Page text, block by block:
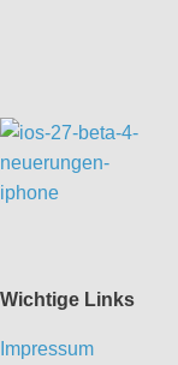
Wichtige Links
Impressum